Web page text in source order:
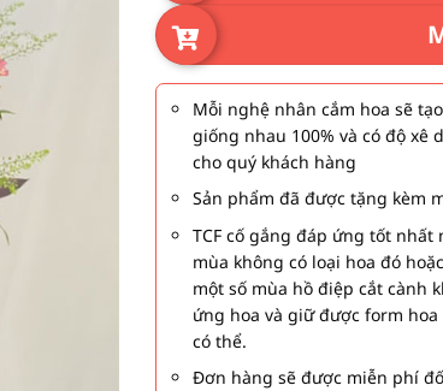
Mỗi nghệ nhân cắm hoa sẽ
giống nhau 100% và có độ xê
cho quý khách hàng
Sản phẩm đã được tặng kèm
TCF cố gắng đáp ứng tốt
mùa không có loại hoa đó
một số mùa hồ điệp cắt cành
ứng hoa và giữ được form
có thể.
Đơn hàng sẽ được miễn phí